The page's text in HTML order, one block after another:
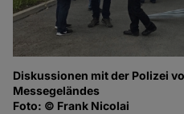
Diskussionen mit der Polizei
Messegeländes
Foto: © Frank Nicolai